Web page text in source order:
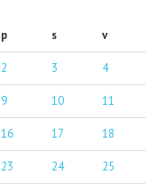
p s v
2 3 4
9 10 11
16 17 18
23 24 25